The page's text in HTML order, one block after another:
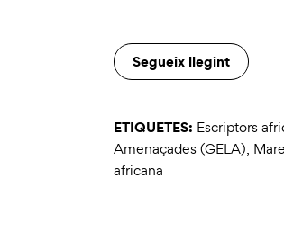
Segueix llegint
ETIQUETES: Escriptors
Amenaçades (GELA),
africana